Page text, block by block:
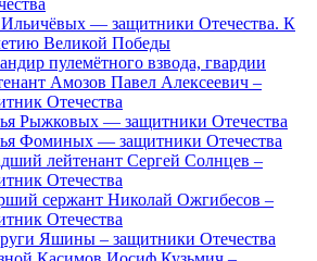
— защитники Отечества. К
Великой Победы
пулемётного взвода, гвардии
Амозов Павел Алексеевич –
Отечества
Рыжковых — защитники Отечества
Фоминых — защитники Отечества
лейтенант Сергей Солнцев –
Отечества
сержант Николай Ожгибесов –
Отечества
Яшины – защитники Отечества